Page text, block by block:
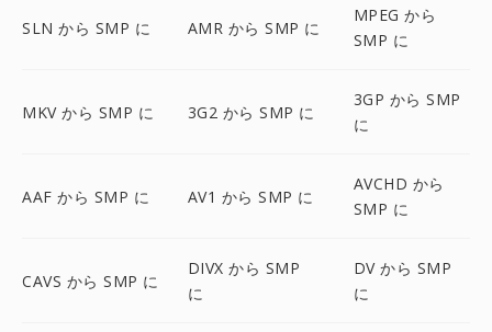
SLN から SMP に AMR から SMP に
MPEG から
SMP に
MKV から SMP に 3G2 から SMP に
3GP から SMP
に
AAF から SMP に AV1 から SMP に
AVCHD から
SMP に
CAVS から SMP に
DIVX から SMP
に
DV から SMP
に